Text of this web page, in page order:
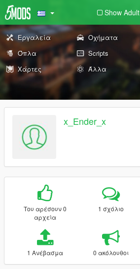
Show Adult
Εργαλεία Οχήματα
Όπλα
Scripts
Χάρτες
Άλλα
x_Ender_x
Του αρέσουν 0
αρχεία
1 σχόλιο
1 Ανέβασμα 0 ακόλουθοι